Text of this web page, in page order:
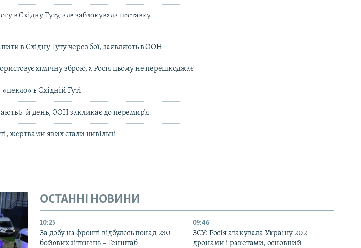
в Східну Гуту, але заблокувала поставку
в Східну Гуту через бої, заявляють в ООН
хімічну зброю, а Росія цьому не перешкоджає
в Східній Гуті
5-й день, ООН закликає до перемир’я
жертвами яких стали цивільні
ОСТАННІ НОВИНИ
10:25
За добу на фронті відбулось понад 230
бойових зіткнень – Генштаб
09:46
ЗСУ: Росія атакувала Україну 202
дронами і ракетами, основний